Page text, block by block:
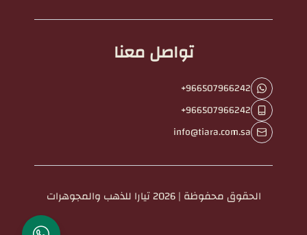
تواصل معنا
+966507966242
+966507966242
info@tiara.com.sa
الحقوق محفوظة | 2026 تيارا للذهب والمجوهرات